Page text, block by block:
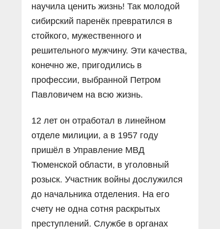
научила ценить жизнь! Так молодой
сибирский паренёк превратился в
стойкого, мужественного и
решительного мужчину. Эти качества,
конечно же, пригодились в
профессии, выбранной Петром
Павловичем на всю жизнь.
12 лет он отработал в линейном
отделе милиции, а в 1957 году
пришëл в Управление МВД
Тюменской области, в уголовный
розыск. Участник войны дослужился
до начальника отделения. На его
счету не одна сотня раскрытых
преступлений. Службе в органах